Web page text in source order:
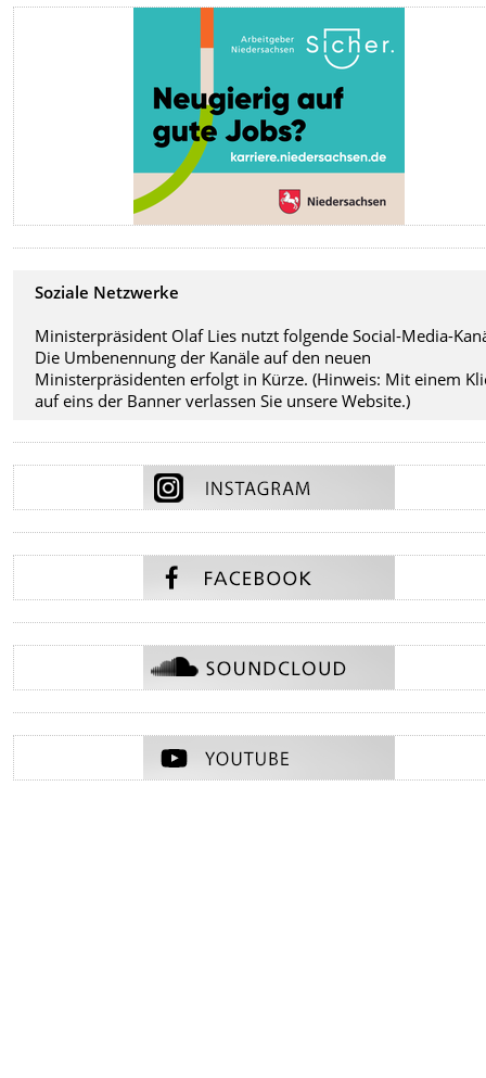
Soziale Netzwerke
Ministerpräsident Olaf Lies nutzt folgende Social-Media-
Die Umbenennung der Kanäle auf den neuen
Ministerpräsidenten erfolgt in Kürze. (Hinweis: Mit einem
auf eins der Banner verlassen Sie unsere Website.)